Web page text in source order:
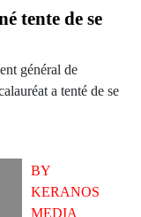
tente de se
général de
a tenté de se
BY
KERANOS
MEDIA